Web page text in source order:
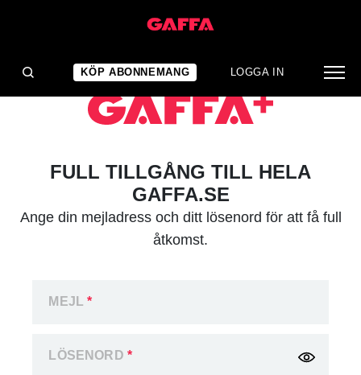
KÖP ABONNEMANG LOGGA IN
FULL TILLGÅNG TILL HELA
GAFFA.SE
Ange din mejladress och ditt lösenord för att få full
åtkomst.
MEJL*
LÖSENORD *